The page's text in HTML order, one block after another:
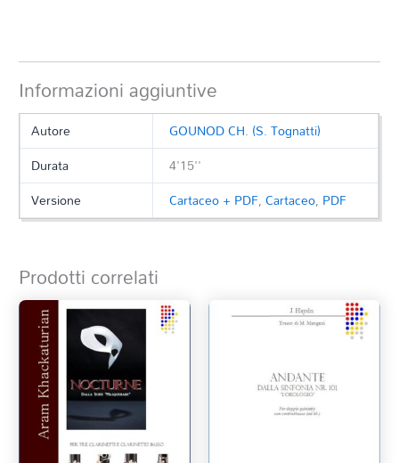
Informazioni aggiuntive
Autore
GOUNOD CH. (S. Tognatti)
Durata
4'15''
Versione
Cartaceo + PDF,Cartaceo, PDF
Prodotti correlati